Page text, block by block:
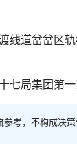
线道岔岔区
七局集团第一
参考，不构成决